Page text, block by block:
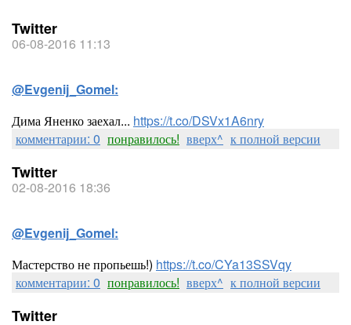
Twitter
06-08-2016 11:13
@Evgenij_Gomel:
Дима Яненко заехал... https://t.co/DSVx1A6nry
комментарии: 0 понравилось! вверх^ к полной версии
Twitter
02-08-2016 18:36
@Evgenij_Gomel:
Мастерство не пропьешь!) https://t.co/CYa13SSVqy
комментарии: 0 понравилось! вверх^ к полной версии
Twitter